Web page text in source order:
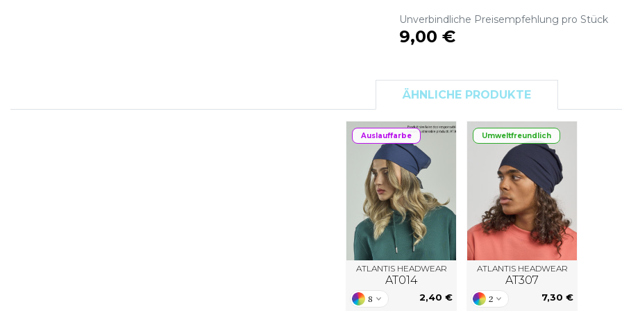
S
Unverbindliche Preisempfehlung pro Stück
9,00 €
ÄHNLICHE PRODUKTE
Auslauffarbe
ATLANTIS HEADWEAR
AT014
8 2,40 €
Umweltfreundlich
ATLANTIS HEADWEAR
AT307
2 7,30 €